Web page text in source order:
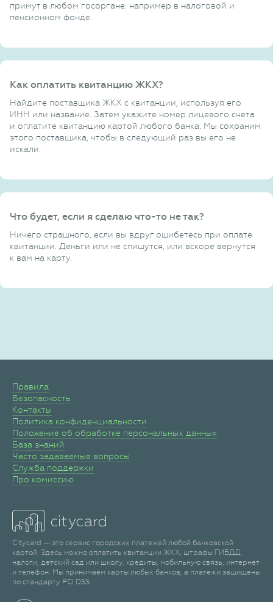
примут в любом госоргане: например в налоговой и
пенсионном фонде.
Как оплатить квитанцию ЖКХ?
Найдите поставщика ЖКХ с квитанции, используя его
ИНН или название. Затем укажите номер лицевого счета
и оплатите квитанцию картой любого банка. Мы сохраним
этого поставщика, чтобы в следующий раз вы его не
искали.
Что будет, если я сделаю что-то не так?
Ничего страшного, если вы вдруг ошибетесь при оплате
квитанции. Деньги или не спишутся, или вскоре вернутся
к вам на карту.
Правила
Безопасность
Контакты
Политика конфиденциальности
Положение об обработке персональных данных
База знаний
Часто задаваемые вопросы
Служба поддержки
Про комиссию
Citycard — это сервис городских платежей любой банковской
картой. Здесь можно оплатить квитанции ЖКХ, штрафы ГИБДД,
налоги, детский сад или школу, кредиты, мобильную связь, интернет
и телефон. Мы принимаем карты любых банков, а платежи защищены
по стандарту PCI DSS.